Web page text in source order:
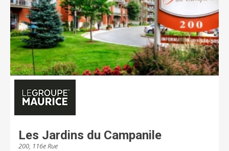
Les Jardins du Campanile
200, 116e Rue